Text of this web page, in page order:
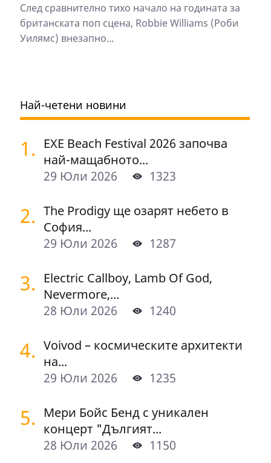
След сравнително тихо начало на годината за
британската поп сцена, Robbie Williams (Роби
Уилямс) внезапно...
Най-четени новини
1. EXE Beach Festival 2026 започва
най-мащабното...
29 Юли 2026
1323
2. The Prodigy ще озарят небето в
София...
29 Юли 2026
1287
3. Electric Callboy, Lamb Of God,
Nevermore,...
28 Юли 2026
1240
4. Voivod – космическите архитекти
на...
29 Юли 2026
1235
5. Мери Бойс Бенд с уникален
концерт "Дългият...
28 Юли 2026
1150